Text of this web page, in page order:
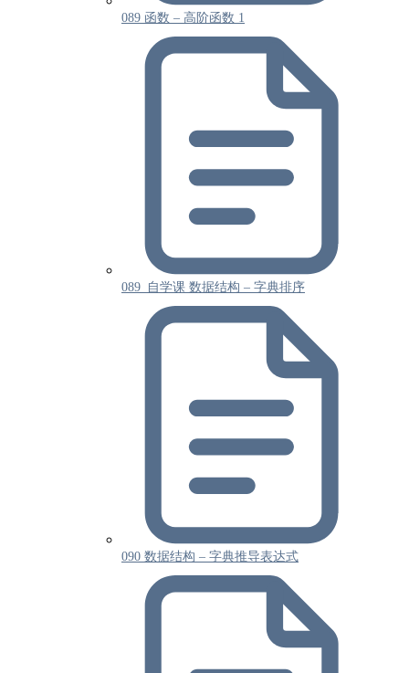
089 函数 – 高阶函数 1
089_自学课 数据结构 – 字典排序
090 数据结构 – 字典推导表达式